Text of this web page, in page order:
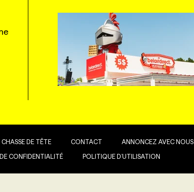
CHASSE DE TÊTE CONTACT ANNONCEZ AVEC NOUS
CONFIDENTIALITÉ POLITIQUE D’UTILISATION